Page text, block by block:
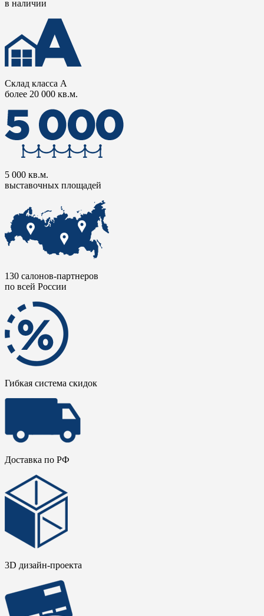
в наличии
Склад класса А
более 20 000 кв.м.
5 000 кв.м.
выставочных площадей
130 салонов-партнеров
по всей России
Гибкая система скидок
Доставка по РФ
3D дизайн-проекта